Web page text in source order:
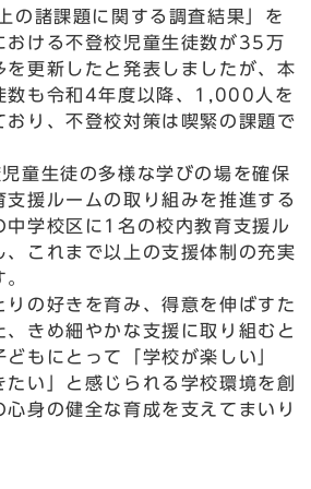
の諸課題に関する調査結果」を
おける不登校児童生徒数が35万
を更新したと発表しましたが、本
数も令和4年度以降、1,000人を
おり、不登校対策は喫緊の課題で
童生徒の多様な学びの場を確保
支援ルームの取り組みを推進する
中学校区に1名の校内教育支援ル
、これまで以上の支援体制の充実
りの好きを育み、得意を伸ばすた
、きめ細やかな支援に取り組むと
もにとって「学校が楽しい」
たい」と感じられる学校環境を創
身の健全な育成を支えてまいり